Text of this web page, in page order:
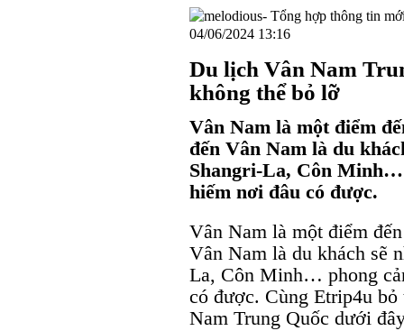
04/06/2024 13:16
Du lịch Vân Nam
không thể bỏ lỡ
Vân Nam là một điểm
đến Vân Nam là du
Shangri-La, Côn
hiếm nơi đâu có được.
Vân Nam là một điểm
Vân Nam là du khách sẽ
La, Côn Minh… phong
có được. Cùng Etrip4u
Nam Trung Quốc dưới